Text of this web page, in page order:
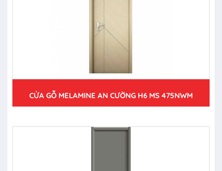
CỬA GỖ MELAMINE AN CƯỜNG H6 MS 475NWM